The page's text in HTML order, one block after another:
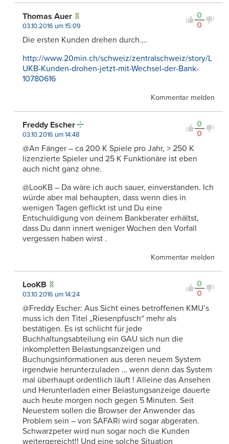
0
0
Thomas Auer
03.10.2016 um 15:09
Die ersten Kunden drehen durch….
http://www.20min.ch/schweiz/zentralschweiz/story/L
UKB-Kunden-drohen-jetzt-mit-Wechsel-der-Bank-
10780616
Kommentar melden
0
0
Freddy Escher
03.10.2016 um 14:48
@An Fänger – ca 200 K Spiele pro Jahr, > 250 K
lizenzierte Spieler und 25 K Funktionäre ist eben
auch nicht ganz ohne.
@LooKB – Da wäre ich auch sauer, einverstanden. Ich
würde aber mal behaupten, dass wenn dies in
wenigen Tagen geflickt ist und Du eine
Entschuldigung von deinem Bankberater erhältst,
dass Du dann innert weniger Wochen den Vorfall
vergessen haben wirst .
Kommentar melden
0
0
LooKB
03.10.2016 um 14:24
@Freddy Escher: Aus Sicht eines betroffenen KMU’s
muss ich den Titel „Riesenpfusch“ mehr als
bestätigen. Es ist schlicht für jede
Buchhaltungsabteilung ein GAU sich nun die
inkompletten Belastungsanzeigen und
Buchungsinformationen aus deren neuem System
irgendwie herunterzuladen … wenn denn das System
mal überhaupt ordentlich läuft ! Alleine das Ansehen
und Herunterladen einer Belastungsanzeige dauerte
auch heute morgen noch gegen 5 Minuten. Seit
Neuestem sollen die Browser der Anwender das
Problem sein – von SAFARi wird sogar abgeraten.
Schwarzpeter wird nun sogar noch die Kunden
weitergereicht!! Und eine solche Situation